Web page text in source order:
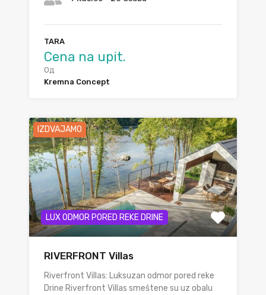
TARA
Cena na upit.
Од
Kremna Concept
IZDVAJAMO
LUX ODMOR PORED REKE DRINE
RIVERFRONT Villas
Riverfront Villas: Luksuzan odmor pored reke
Drine Riverfront Villas smeštene su uz obalu